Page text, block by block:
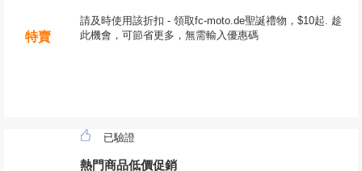
特賣
請及時使用該折扣 - 領取fc-moto.de聖誕禮物，$10起. 趁
此機會，可節省更多，無需輸入優惠碼
已驗證
熱門商品低價促銷